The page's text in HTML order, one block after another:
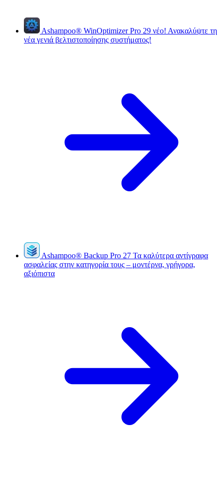
Ashampoo® WinOptimizer Pro 29 νέο! Ανακαλύψτε τη
νέα γενιά βελτιστοποίησης συστήματος!
Ashampoo® Backup Pro 27 Τα καλύτερα αντίγραφα
ασφαλείας στην κατηγορία τους – μοντέρνα, γρήγορα,
αξιόπιστα